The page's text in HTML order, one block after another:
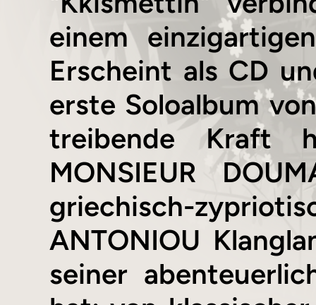
einem
Erscheint als CD
erste Soloalbum
treibende Kraft
MONSIEUR
griechisch-
ANTONIOU
seiner